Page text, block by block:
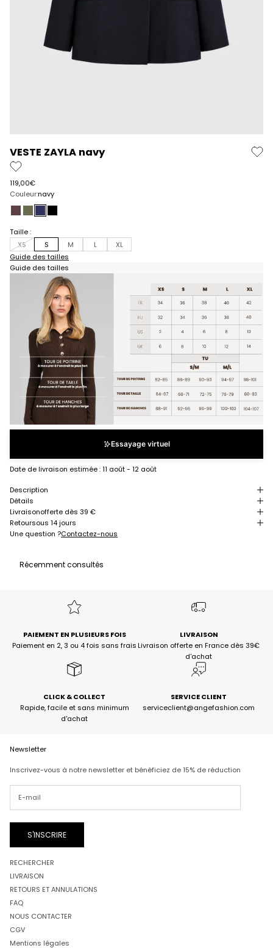
VESTE ZAYLA navy
Prix de vente
119,00€
Couleur:navy
cafemilitaire
navynoir
Taille :
XS
S M L
XL
Guide des tailles
Guide des tailles
Essayage virtuel
Date de livraison estimée :11 août - 12 août
Description
Détails
Livraisonofferte dès 39 €
Retoursous 14 jours
Une question ?Contactez-nous
Récemment consultés
PAIEMENT EN PLUSIEURS FOIS
Paiement en 2, 3 ou 4 fois sans frais
LIVRAISON
Livraison offerte en France dès 39€
d'achat
CLICK & COLLECT
Rapide, facile et sans minimum
d'achat
SERVICE CLIENT
serviceclient@angefashion.com
Newsletter
Inscrivez-vous à notre newsletter et bénéficiez de 15% de réduction
S'INSCRIRE
RECHERCHER
LIVRAISON
RETOURS ET ANNULATIONS
FAQ
NOUS CONTACTER
CGV
Mentions légales